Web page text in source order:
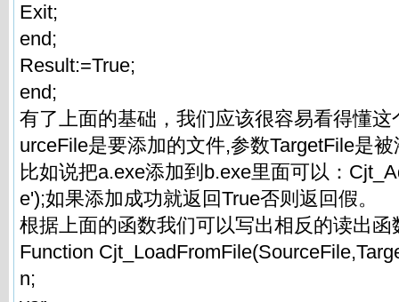
Exit;
end;
Result:=True;
end;
有了上面的基础，我们应该很容易看得懂
urceFile是要添加的文件,参数TargetFile是
比如说把a.exe添加到b.exe里面可以：
e');如果添加成功就返回True否则返回假。
根据上面的函数我们可以写出相反的读出函
Function
n;